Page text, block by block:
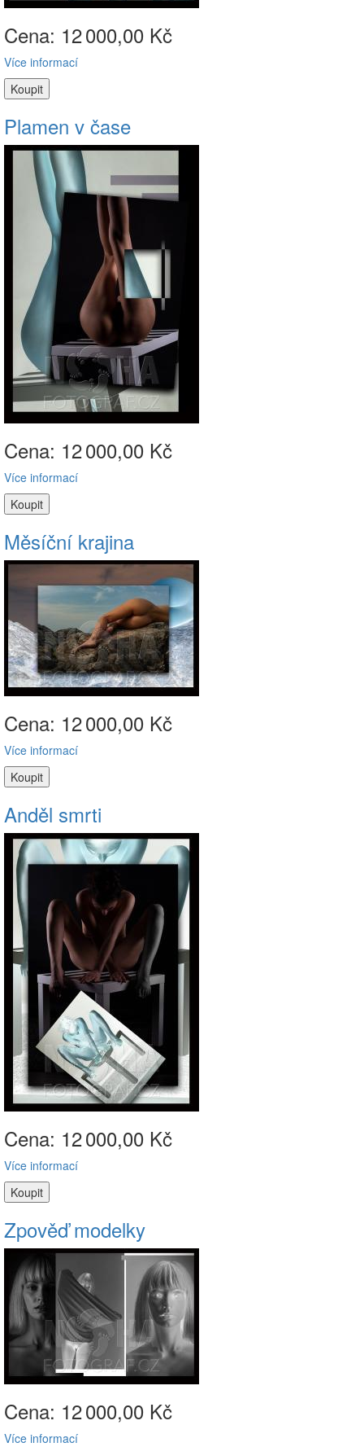
Cena: 12000,00 Kč
Více informací
Plamen v čase
Cena: 12000,00 Kč
Více informací
Měsíční krajina
Cena: 12000,00 Kč
Více informací
Anděl smrti
Cena: 12000,00 Kč
Více informací
Zpověď modelky
Cena: 12000,00 Kč
Více informací